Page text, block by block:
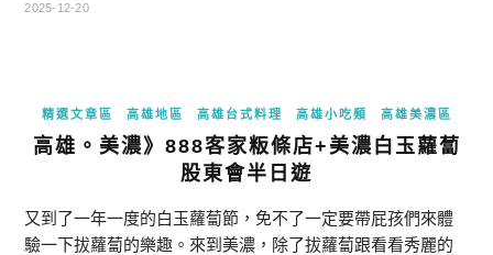
2025-12-20
精選文章區 高雄地區 高雄台式料理 高雄小吃類 高雄美濃區
高雄。美濃》888客家粄條店+美濃白玉蘿蔔
股東會半日遊
又到了一年一度的白玉蘿蔔節，免不了一定要帶屁孩們來體
驗一下拔蘿蔔的樂趣。來到美濃，除了拔蘿蔔跟看看秀麗的